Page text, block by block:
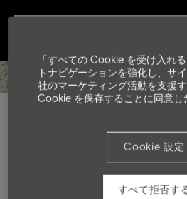
「すべての Cookie を受け入れ
トナビゲーションを強化し、サ
社のマーケティング活動を支援
Cookie を保存することに同意し
Cookie 設定
すべて拒否す